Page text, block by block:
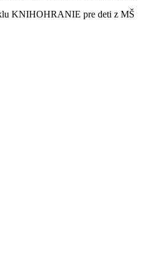
KNIHOHRANIE pre deti z MŠ